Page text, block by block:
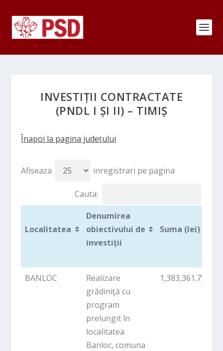
INVESTIȚII CONTRACTATE
(PNDL I ȘI II) – TIMIȘ
Înapoi la pagina județului
Afiseaza inregistrari pe pagina
Cauta:
Localitatea
Denumirea
obiectivului de
investiții
Suma (lei)
Localitatea
Denumirea
obiectivului de
investiții
Suma (lei)
BANLOC
Realizare
grădiniţă cu
program
prelungit în
localitatea
Banloc, comuna
1,383,361.75